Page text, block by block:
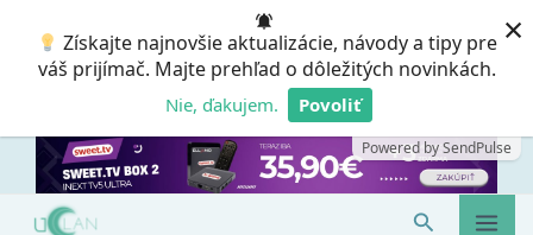
Získajte najnovšie aktualizácie, návody a tipy pre
váš prijímač. Majte prehľad o dôležitých novinkách.
Nie, ďakujem. Povoliť
Powered by SendPulse
×
Hľadať